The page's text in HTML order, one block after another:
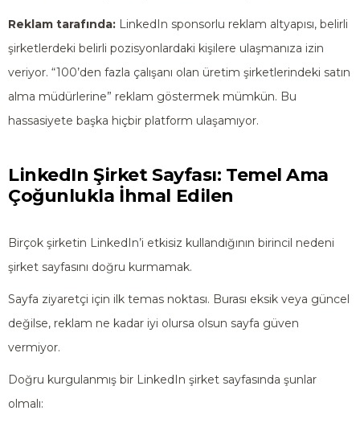
Reklam tarafında: LinkedIn sponsorlu reklam altyapısı, belirli
şirketlerdeki belirli pozisyonlardaki kişilere ulaşmanıza izin
veriyor. “100’den fazla çalışanı olan üretim şirketlerindeki satın
alma müdürlerine” reklam göstermek mümkün. Bu
hassasiyete başka hiçbir platform ulaşamıyor.
LinkedIn Şirket Sayfası: Temel Ama
Çoğunlukla İhmal Edilen
Birçok şirketin LinkedIn’i etkisiz kullandığının birincil nedeni
şirket sayfasını doğru kurmamak.
Sayfa ziyaretçi için ilk temas noktası. Burası eksik veya güncel
değilse, reklam ne kadar iyi olursa olsun sayfa güven
vermiyor.
Doğru kurgulanmış bir LinkedIn şirket sayfasında şunlar
olmalı: